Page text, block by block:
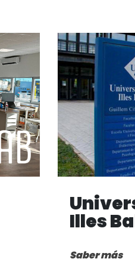
Illes
Saber más